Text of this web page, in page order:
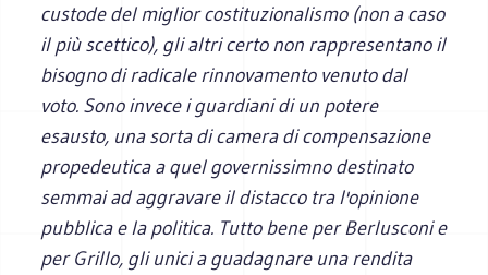
custode del miglior costituzionalismo (non a caso
il più scettico), gli altri certo non rappresentano il
bisogno di radicale rinnovamento venuto dal
voto. Sono invece i guardiani di un potere
esausto, una sorta di camera di compensazione
propedeutica a quel governissimno destinato
semmai ad aggravare il distacco tra l'opinione
pubblica e la politica. Tutto bene per Berlusconi e
per Grillo, gli unici a guadagnare una rendita